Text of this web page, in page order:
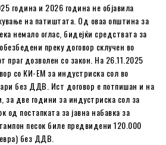
година и 2026 година не објавила
на патиштата. Од оваа општина за
немало оглас, бидејќи средствата за
преку договор склучен во
праг дозволен со закон. На 26.11.2025
со КИ-ЕМ за индустриска сол во
без ДДВ. Ист договор е потпишан и на
за две години за индустриска сол за
од постапката за јавна набавка за
песок биле предвидени 120.000
без ДДВ.